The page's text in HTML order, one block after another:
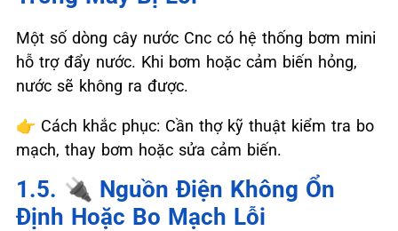
Một số dòng cây nước Cnc có hệ thống bơm mini
hỗ trợ đẩy nước. Khi bơm hoặc cảm biến hỏng,
nước sẽ không ra được.
👉 Cách khắc phục: Cần thợ kỹ thuật kiểm tra bo
mạch, thay bơm hoặc sửa cảm biến.
1.5. 🔌 Nguồn Điện Không Ổn
Định Hoặc Bo Mạch Lỗi